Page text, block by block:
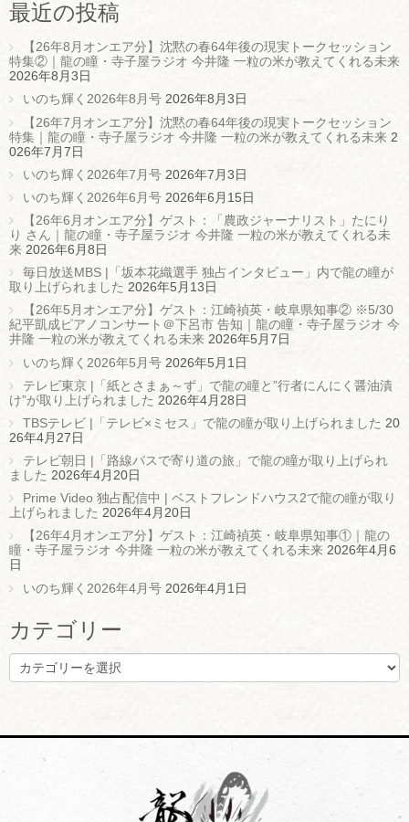
最近の投稿
【26年8月オンエア分】沈黙の春64年後の現実トークセッション
特集②｜龍の瞳・寺子屋ラジオ 今井隆 一粒の米が教えてくれる未来
2026年8月3日
いのち輝く2026年8月号 2026年8月3日
【26年7月オンエア分】沈黙の春64年後の現実トークセッション
特集｜龍の瞳・寺子屋ラジオ 今井隆 一粒の米が教えてくれる未来 2
026年7月7日
いのち輝く2026年7月号 2026年7月3日
いのち輝く2026年6月号 2026年6月15日
【26年6月オンエア分】ゲスト：「農政ジャーナリスト」たにり
り さん｜龍の瞳・寺子屋ラジオ 今井隆 一粒の米が教えてくれる未
来 2026年6月8日
毎日放送MBS |「坂本花織選手 独占インタビュー」内で龍の瞳が
取り上げられました 2026年5月13日
【26年5月オンエア分】ゲスト：江崎禎英・岐阜県知事② ※5/30
紀平凱成ピアノコンサート＠下呂市 告知｜龍の瞳・寺子屋ラジオ 今
井隆 一粒の米が教えてくれる未来 2026年5月7日
いのち輝く2026年5月号 2026年5月1日
テレビ東京 |「紙とさまぁ～ず」で龍の瞳と”行者にんにく醤油漬
け”が取り上げられました 2026年4月28日
TBSテレビ |「テレビ×ミセス」で龍の瞳が取り上げられました 20
26年4月27日
テレビ朝日 |「路線バスで寄り道の旅」で龍の瞳が取り上げられ
ました 2026年4月20日
Prime Video 独占配信中 | ベストフレンドハウス2で龍の瞳が取り
上げられました 2026年4月20日
【26年4月オンエア分】ゲスト：江崎禎英・岐阜県知事①｜龍の
瞳・寺子屋ラジオ 今井隆 一粒の米が教えてくれる未来 2026年4月6
日
いのち輝く2026年4月号 2026年4月1日
カテゴリー
カ
テ